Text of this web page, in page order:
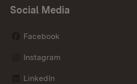
Social Media
Facebook
Instagram
LinkedIn